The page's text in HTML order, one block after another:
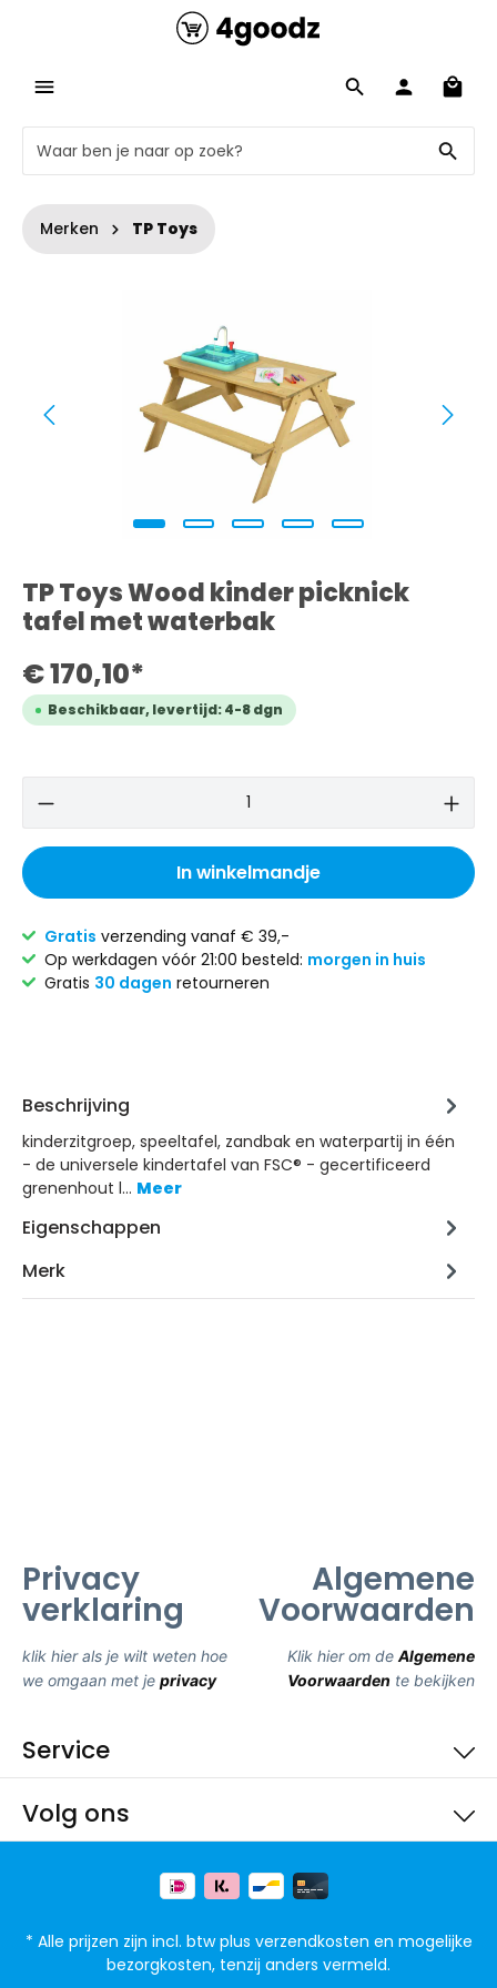
Merken TP Toys
TP Toys Wood kinder picknick
tafel met waterbak
€ 170,10*
Beschikbaar, levertijd: 4-8 dgn
In winkelmandje
Gratis verzending vanaf € 39,-
Op werkdagen vóór 21:00 besteld: morgen in huis
Gratis 30 dagen retourneren
Beschrijving
kinderzitgroep, speeltafel, zandbak en waterpartij in één
- de universele kindertafel van FSC® - gecertificeerd
grenenhout l… Meer
Eigenschappen
Merk
Privacy
verklaring
klik hier als je wilt weten hoe
we omgaan met je privacy
Algemene
Voorwaarden
Klik hier om de Algemene
Voorwaarden te bekijken
Volg ons
Service
* Alle prijzen zijn incl. btw plus verzendkosten en mogelijke
bezorgkosten, tenzij anders vermeld.